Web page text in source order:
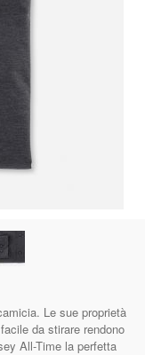
Le sue proprietà
da stirare rendono
All-Time la perfetta